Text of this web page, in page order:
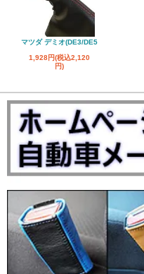
マツダ デミオ(DE3/DE5
1,928円(税込2,120
円)